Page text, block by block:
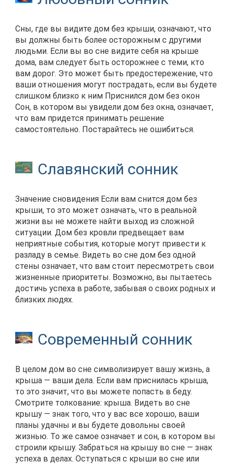
Сны, где вы видите дом без крыши, означают, что
вы должны быть более осторожным с другими
людьми. Если вы во сне видите себя на крыше
дома, вам следует быть осторожнее с теми, кто
вам дорог. Это может быть предостережение, что
ваши отношения могут пострадать, если вы будете
слишком близко к ним Приснился дом без окон
Сон, в котором вы увидели дом без окна, означает,
что вам придется принимать решение
самостоятельно. Постарайтесь не ошибиться.
Славянский сонник
Значение сновидения Если вам снится дом без
крыши, то это может означать, что в реальной
жизни вы не можете найти выход из сложной
ситуации. Дом без кровли предвещает вам
неприятные события, которые могут привести к
разладу в семье. Видеть во сне дом без одной
стены означает, что вам стоит пересмотреть свои
жизненные приоритеты. Возможно, вы пытаетесь
достичь успеха в работе, забывая о своих родных и
близких людях.
Современный сонник
В целом дом во сне символизирует вашу жизнь, а
крыша — ваши дела. Если вам приснилась крыша,
то это значит, что вы можете попасть в беду.
Смотрите толкование: крыша. Видеть во сне
крышу — знак того, что у вас все хорошо, ваши
планы удачны и вы будете довольны своей
жизнью. То же самое означает и сон, в котором вы
строили крышу. Забраться на крышу во сне — знак
успеха в делах. Оступаться с крыши во сне или